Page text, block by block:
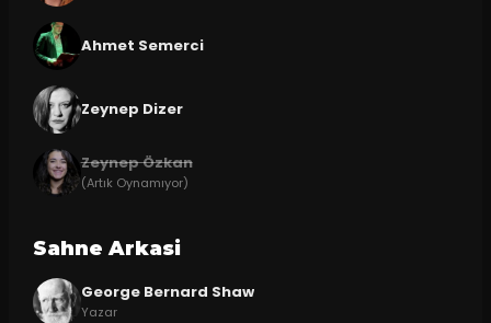
Ahmet Semerci
Zeynep Dizer
Zeynep Özkan
(Artık Oynamıyor)
Sahne Arkasi
George Bernard Shaw
Yazar